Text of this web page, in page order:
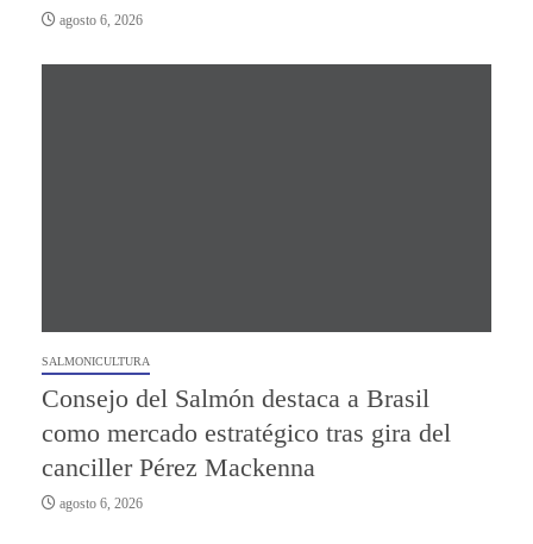
agosto 6, 2026
SALMONICULTURA
Consejo del Salmón destaca a Brasil
como mercado estratégico tras gira del
canciller Pérez Mackenna
agosto 6, 2026